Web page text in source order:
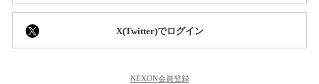
X(Twitter)でログイン
NEXON会員登録